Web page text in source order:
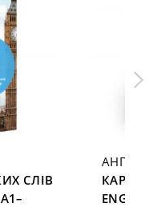
СЛІВ